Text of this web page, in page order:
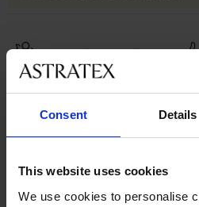
Consent Details
This website uses cookies
We use cookies to personalise
8 % z nákupu zpět
Výhodné poštovné
Zákaznická podpora
V pracovních dnech od 8:00 do